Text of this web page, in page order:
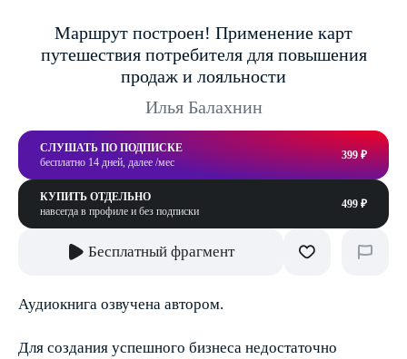
Маршрут построен! Применение карт
путешествия потребителя для повышения
продаж и лояльности
Илья Балахнин
СЛУШАТЬ ПО ПОДПИСКЕ
бесплатно 14 дней, далее /мес
399 ₽
КУПИТЬ ОТДЕЛЬНО
навсегда в профиле и без подписки
499 ₽
Бесплатный фрагмент
Аудиокнига озвучена автором.
Для создания успешного бизнеса недостаточно